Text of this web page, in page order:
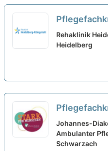
- Werden
neu
Rehaklinik
Heidelberg
- Bei uns
neu
Johannes-
Ambulanter
Schwarzach